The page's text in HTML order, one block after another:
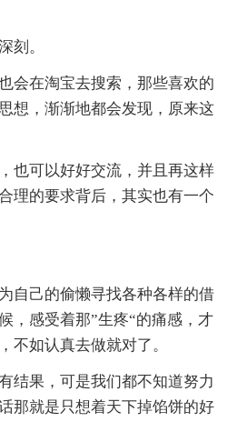
刻。
会在淘宝去搜索，那些喜欢的
想，渐渐地都会发现，原来这
也可以好好交流，并且再这样
理的要求背后，其实也有一个
自己的偷懒寻找各种各样的借
，感受着那”生疼“的痛感，才
不如认真去做就对了。
结果，可是我们都不知道努力
那就是只想着天下掉馅饼的好